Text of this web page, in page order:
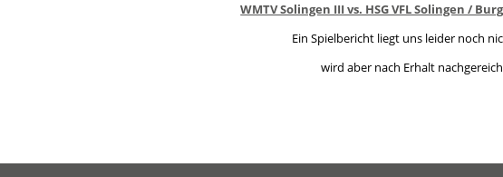
WMTV Solingen III vs. HSG VFL Solingen /
Ein Spielbericht liegt uns leider noch
wird aber nach Erhalt